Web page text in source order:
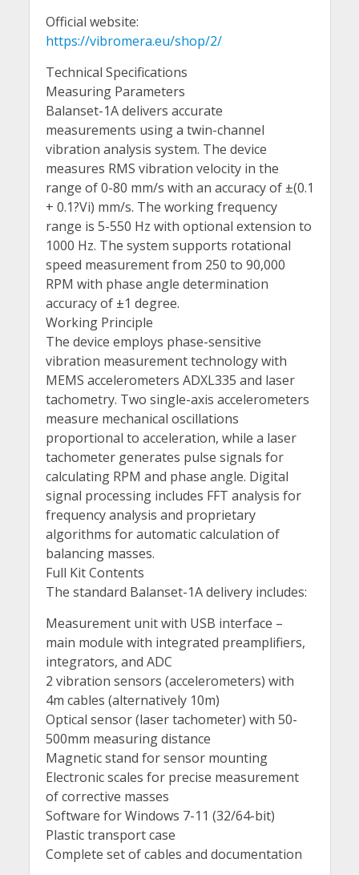
Official website:
https://vibromera.eu/shop/2/
Technical Specifications
Measuring Parameters
Balanset-1A delivers accurate
measurements using a twin-channel
vibration analysis system. The device
measures RMS vibration velocity in the
range of 0-80 mm/s with an accuracy of ±(0.1
+ 0.1?Vi) mm/s. The working frequency
range is 5-550 Hz with optional extension to
1000 Hz. The system supports rotational
speed measurement from 250 to 90,000
RPM with phase angle determination
accuracy of ±1 degree.
Working Principle
The device employs phase-sensitive
vibration measurement technology with
MEMS accelerometers ADXL335 and laser
tachometry. Two single-axis accelerometers
measure mechanical oscillations
proportional to acceleration, while a laser
tachometer generates pulse signals for
calculating RPM and phase angle. Digital
signal processing includes FFT analysis for
frequency analysis and proprietary
algorithms for automatic calculation of
balancing masses.
Full Kit Contents
The standard Balanset-1A delivery includes:
Measurement unit with USB interface –
main module with integrated preamplifiers,
integrators, and ADC
2 vibration sensors (accelerometers) with
4m cables (alternatively 10m)
Optical sensor (laser tachometer) with 50-
500mm measuring distance
Magnetic stand for sensor mounting
Electronic scales for precise measurement
of corrective masses
Software for Windows 7-11 (32/64-bit)
Plastic transport case
Complete set of cables and documentation